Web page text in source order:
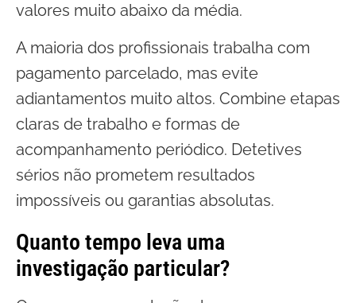
valores muito abaixo da média.
A maioria dos profissionais trabalha com
pagamento parcelado, mas evite
adiantamentos muito altos. Combine etapas
claras de trabalho e formas de
acompanhamento periódico. Detetives
sérios não prometem resultados
impossíveis ou garantias absolutas.
Quanto tempo leva uma
investigação particular?